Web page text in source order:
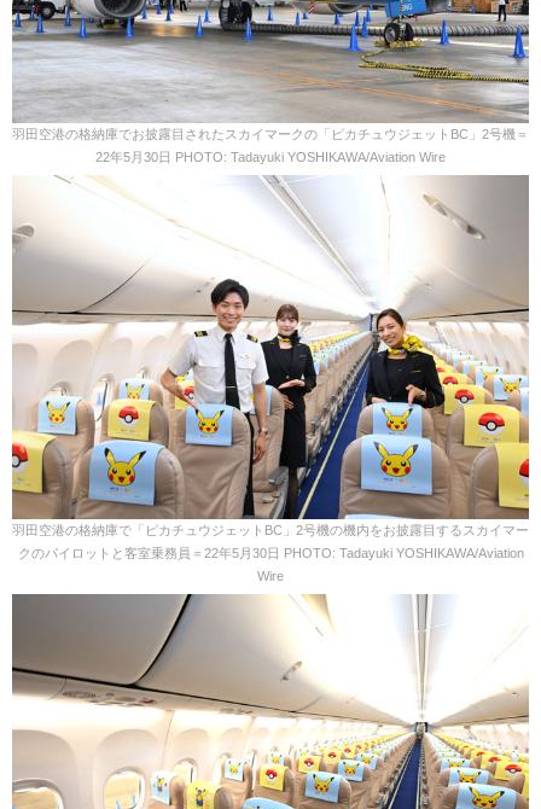
羽田空港の格納庫でお披露目されたスカイマークの「ピカチュウジェットBC」2号機＝
22年5月30日 PHOTO: Tadayuki YOSHIKAWA/Aviation Wire
羽田空港の格納庫で「ピカチュウジェットBC」2号機の機内をお披露目するスカイマー
クのパイロットと客室乗務員＝22年5月30日 PHOTO: Tadayuki YOSHIKAWA/Aviation
Wire